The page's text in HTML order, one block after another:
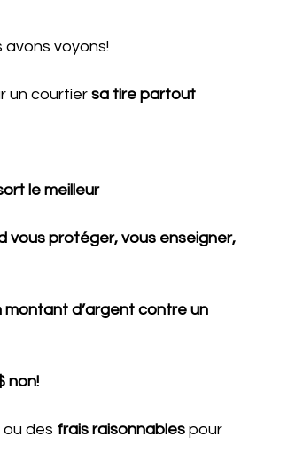
voyons!
un courtier sa tire partout
le meilleur
vous protéger, vous enseigner,
montant d’argent contre un
non!
ou des frais raisonnables pour